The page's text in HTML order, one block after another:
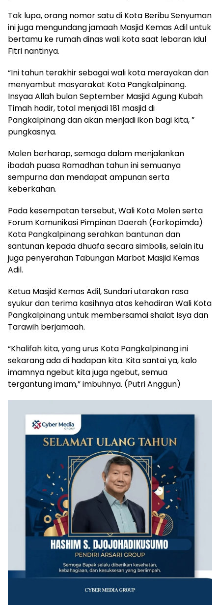
Tak lupa, orang nomor satu di Kota Beribu Senyuman
ini juga mengundang jamaah Masjid Kemas Adil untuk
bertamu ke rumah dinas wali kota saat lebaran Idul
Fitri nantinya.
“Ini tahun terakhir sebagai wali kota merayakan dan
menyambut masyarakat Kota Pangkalpinang.
Insyaa Allah bulan September Masjid Agung Kubah
Timah hadir, total menjadi 181 masjid di
Pangkalpinang dan akan menjadi ikon bagi kita, ”
pungkasnya.
Molen berharap, semoga dalam menjalankan
ibadah puasa Ramadhan tahun ini semuanya
sempurna dan mendapat ampunan serta
keberkahan.
Pada kesempatan tersebut, Wali Kota Molen serta
Forum Komunikasi Pimpinan Daerah (Forkopimda)
Kota Pangkalpinang serahkan bantunan dan
santunan kepada dhuafa secara simbolis, selain itu
juga penyerahan Tabungan Marbot Masjid Kemas
Adil.
Ketua Masjid Kemas Adil, Sundari utarakan rasa
syukur dan terima kasihnya atas kehadiran Wali Kota
Pangkalpinang untuk membersamai shalat Isya dan
Tarawih berjamaah.
“Khalifah kita, yang urus Kota Pangkalpinang ini
sekarang ada di hadapan kita. Kita santai ya, kalo
imamnya ngebut kita juga ngebut, semua
tergantung imam,” imbuhnya. (Putri Anggun)